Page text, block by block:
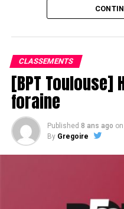
CLASSEMENTS
[BPT Toulouse]
foraine
Published 8 ans ago on
By Gregoire